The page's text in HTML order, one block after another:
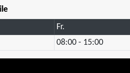
Fr.
08:00 - 15:00